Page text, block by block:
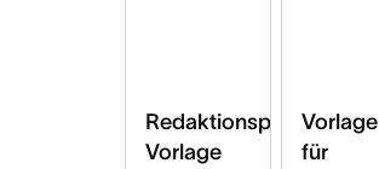
Redaktionsplan
Vorlage
Vorlage
für